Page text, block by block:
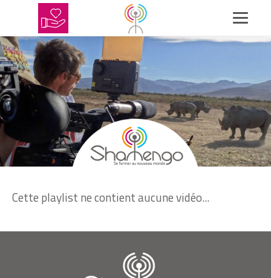
Cette playlist ne contient aucune vidéo...